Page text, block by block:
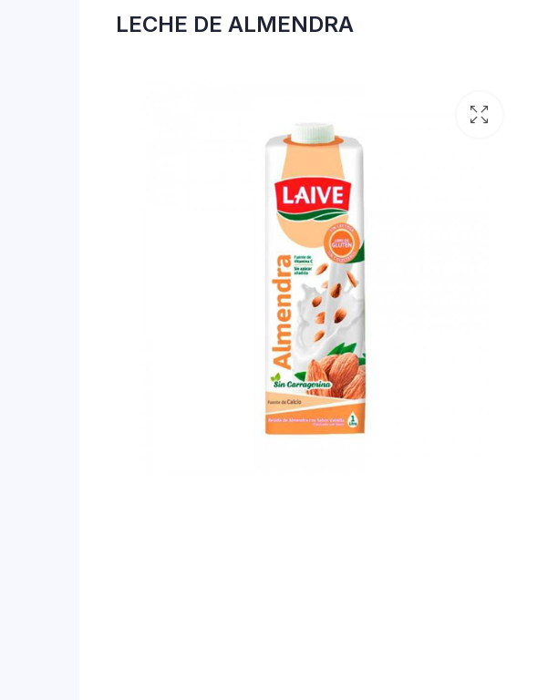
LECHE DE ALMENDRA